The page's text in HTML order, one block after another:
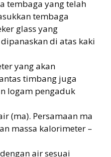
tembaga yang telah
tembaga
glass yang
di atas kaki
yang akan
timbang juga
logam pengaduk
(ma). Persamaan ma
massa kalorimeter –
air sesuai